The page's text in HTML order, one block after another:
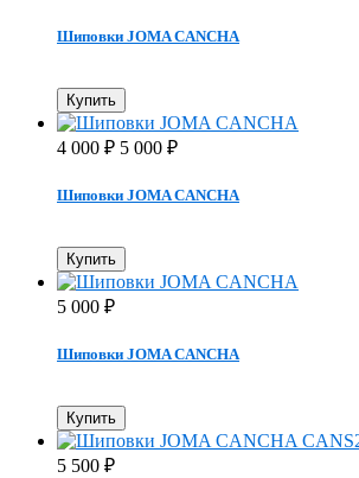
Шиповки JOMA CANCHA
Купить
4 000 ₽ 5 000 ₽
Шиповки JOMA CANCHA
Купить
5 000 ₽
Шиповки JOMA CANCHA
Купить
5 500 ₽